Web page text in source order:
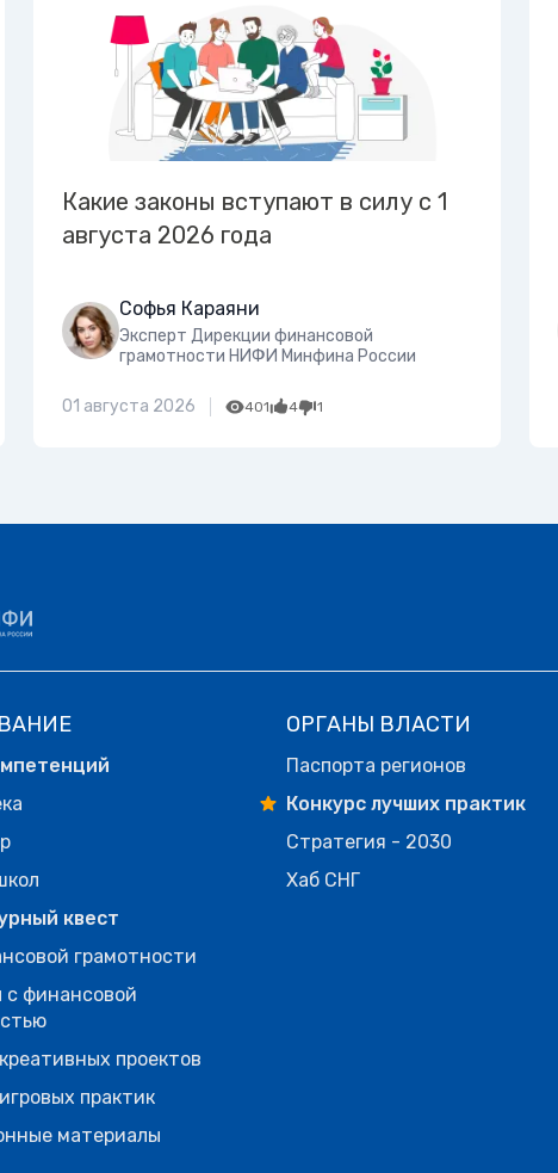
Какие законы вступают в силу с 1
августа 2026 года
Софья Караяни
Эксперт Дирекции финансовой
грамотности НИФИ Минфина России
01 августа 2026 401 4 1
квест
грамотности
с финансовой
проектов
практик
материалы
ОРГАНЫ ВЛАСТИ
Паспорта регионов
Конкурс лучших практик
Стратегия - 2030
Хаб СНГ